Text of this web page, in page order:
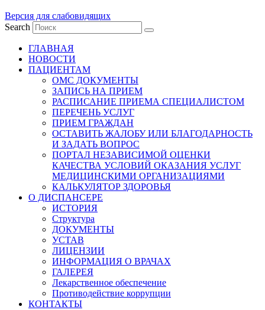
Версия для слабовидящих
Search
ГЛАВНАЯ
НОВОСТИ
ПАЦИЕНТАМ
ОМС ДОКУМЕНТЫ
ЗАПИСЬ НА ПРИЕМ
РАСПИСАНИЕ ПРИЕМА СПЕЦИАЛИСТОМ
ПЕРЕЧЕНЬ УСЛУГ
ПРИЕМ ГРАЖДАН
ОСТАВИТЬ ЖАЛОБУ ИЛИ БЛАГОДАРНОСТЬ
И ЗАДАТЬ ВОПРОС
ПОРТАЛ НЕЗАВИСИМОЙ ОЦЕНКИ
КАЧЕСТВА УСЛОВИЙ ОКАЗАНИЯ УСЛУГ
МЕДИЦИНСКИМИ ОРГАНИЗАЦИЯМИ
КАЛЬКУЛЯТОР ЗДОРОВЬЯ
О ДИСПАНСЕРЕ
ИСТОРИЯ
Структура
ДОКУМЕНТЫ
УСТАВ
ЛИЦЕНЗИИ
ИНФОРМАЦИЯ О ВРАЧАХ
ГАЛЕРЕЯ
Лекарственное обеспечение
Противодействие коррупции
КОНТАКТЫ